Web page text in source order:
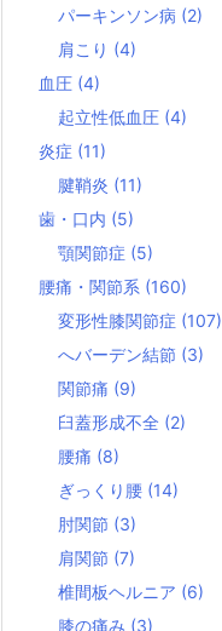
パーキンソン病 (2)
肩こり (4)
血圧 (4)
起立性低血圧 (4)
炎症 (11)
腱鞘炎 (11)
歯・口内 (5)
顎関節症 (5)
腰痛・関節系 (160)
変形性膝関節症 (107)
へバーデン結節 (3)
関節痛 (9)
臼蓋形成不全 (2)
腰痛 (8)
ぎっくり腰 (14)
肘関節 (3)
肩関節 (7)
椎間板ヘルニア (6)
膝の痛み (3)